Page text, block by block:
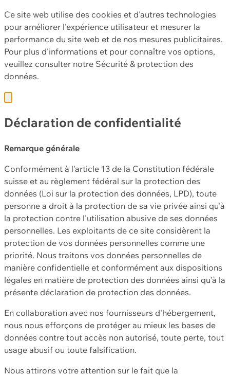
Ce site web utilise des cookies et d'autres technologies
pour améliorer l'expérience utilisateur et mesurer la
performance du site web et de nos mesures publicitaires.
Pour plus d'informations et pour connaître vos options,
veuillez consulter notre Sécurité & protection des
données.
Déclaration de confidentialité
Remarque générale
Conformément à l'article 13 de la Constitution fédérale
suisse et au règlement fédéral sur la protection des
données (Loi sur la protection des données, LPD), toute
personne a droit à la protection de sa vie privée ainsi qu'à
la protection contre l'utilisation abusive de ses données
personnelles. Les exploitants de ce site considèrent la
protection de vos données personnelles comme une
priorité. Nous traitons vos données personnelles de
manière confidentielle et conformément aux dispositions
légales en matière de protection des données ainsi qu'à la
présente déclaration de protection des données.
En collaboration avec nos fournisseurs d'hébergement,
nous nous efforçons de protéger au mieux les bases de
données contre tout accès non autorisé, toute perte, tout
usage abusif ou toute falsification.
Nous attirons votre attention sur le fait que la